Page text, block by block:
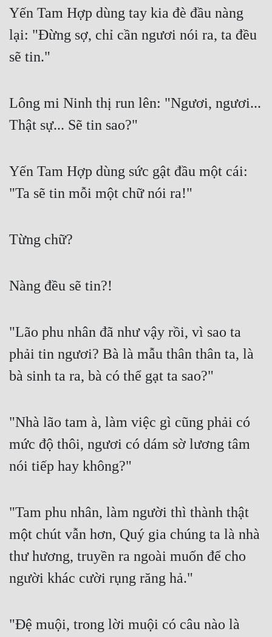
Mỹ Thực
Ngôn Tình
Phương Tây
Phản Phái
Quân Sự
Sắc
Thanh Xuân
Tiên Hiệp
Tiểu Thuyết
Tu Chân
Tu Tiên
Tội Phạm
Vô Địch
Võng Du
Yến Tam Hợp dùng tay kia đè đầu nàng
lại: "Đừng sợ, chỉ cần ngươi nói ra, ta đều
sẽ tin."
Lông mi Ninh thị run lên: "Ngươi, ngươi...
Thật sự... Sẽ tin sao?"
Yến Tam Hợp dùng sức gật đầu một cái:
"Ta sẽ tin mỗi một chữ nói ra!"
Từng chữ?
Nàng đều sẽ tin?!
"Lão phu nhân đã như vậy rồi, vì sao ta
phải tin ngươi? Bà là mẫu thân thân ta, là
bà sinh ta ra, bà có thể gạt ta sao?"
"Nhà lão tam à, làm việc gì cũng phải có
mức độ thôi, ngươi có dám sờ lương tâm
nói tiếp hay không?"
"Tam phu nhân, làm người thì thành thật
một chút vẫn hơn, Quý gia chúng ta là nhà
thư hương, truyền ra ngoài muốn để cho
người khác cười rụng răng hả."
"Đệ muội, trong lời muội có câu nào là